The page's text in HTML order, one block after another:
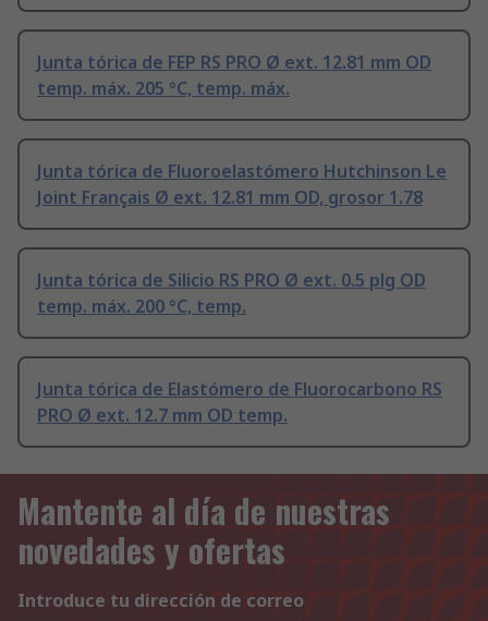
Junta tórica de FEP RS PRO Ø ext. 12.81 mm OD
temp. máx. 205 °C, temp. máx.
Junta tórica de Fluoroelastómero Hutchinson Le
Joint Français Ø ext. 12.81 mm OD, grosor 1.78
Junta tórica de Silicio RS PRO Ø ext. 0.5 plg OD
temp. máx. 200 °C, temp.
Junta tórica de Elastómero de Fluorocarbono RS
PRO Ø ext. 12.7 mm OD temp.
Mantente al día de nuestras
novedades y ofertas
Introduce tu dirección de correo